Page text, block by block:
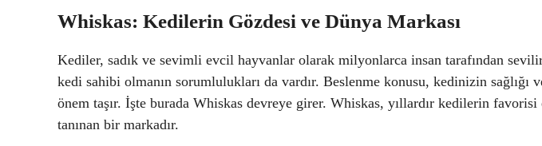
Whiskas: Kedilerin Gözdesi ve Dünya Markası
Kediler, sadık ve sevimli evcil hayvanlar olarak milyonlarca insan tarafından
kedi sahibi olmanın sorumlulukları da vardır. Beslenme konusu, kedinizin sağlığı
önem taşır. İşte burada Whiskas devreye girer. Whiskas, yıllardır kedilerin favorisi
tanınan bir markadır.